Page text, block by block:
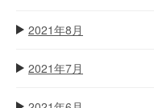
2021年8月
2021年7月